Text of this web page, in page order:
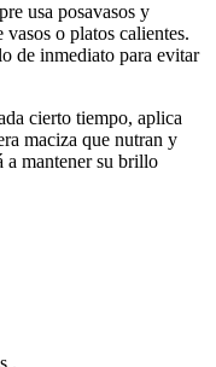
usa posavasos y
vasos o platos calientes.
de inmediato para evitar
cierto tiempo, aplica
maciza que nutran y
a mantener su brillo
.